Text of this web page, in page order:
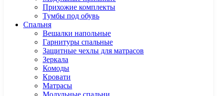
Прихожие комплекты
Тумбы под обувь
Спальня
Вешалки напольные
Гарнитуры спальные
Защитные чехлы для матрасов
Зеркала
Комоды
Кровати
Матрасы
Модульные спальни